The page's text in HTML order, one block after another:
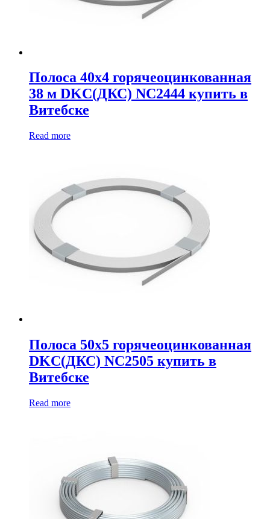
Полоса 40х4 горячеоцинкованная
38 м DKC(ДКС) NC2444 купить в
Витебске
Read more
Полоса 50х5 горячеоцинкованная
DKC(ДКС) NC2505 купить в
Витебске
Read more